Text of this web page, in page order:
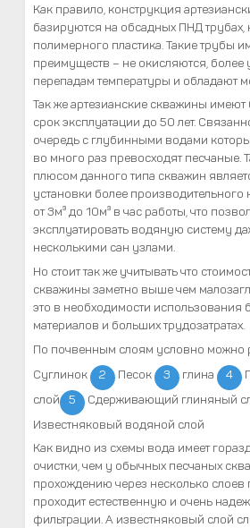
Как правило, конструкция
базируются на обсадных ПНД трубах,
полимерного пластика. Такие трубы
преимуществ – не окисляются, более
перепадам температуры и обладают
Так же артезианские скважины имеют
срок эксплуатации до 50 лет.
очередь с глубинными водами
во много раз превосходят песчаные.
плюсом данного типа скважин
установки более производительного
от 3м³ до 10м³ в час работы, что
эксплуатировать водяную систему
несколькими сан узлами.
Но стоит так же учитывать что
скважины заметно выше чем
это в необходимости использования
материалов и больших трудозатратах.
По почвенным слоям условно можно
Суглинок
2 Песок 3 глина 4
слой
5 Сдерживающий глиняный
Известняковый водяной слой
Как видно из схемы вода имеет
очистки, чем у обычных песчаных
прохождению через несколько слоев
проходит естественную и очень
фильтрации. А известняковый слой